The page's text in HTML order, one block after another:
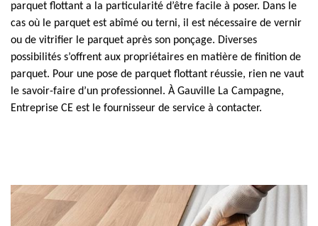
parquet flottant a la particularité d’être facile à poser. Dans le
cas où le parquet est abîmé ou terni, il est nécessaire de vernir
ou de vitrifier le parquet après son ponçage. Diverses
possibilités s’offrent aux propriétaires en matière de finition de
parquet. Pour une pose de parquet flottant réussie, rien ne vaut
le savoir-faire d’un professionnel. À Gauville La Campagne,
Entreprise CE est le fournisseur de service à contacter.